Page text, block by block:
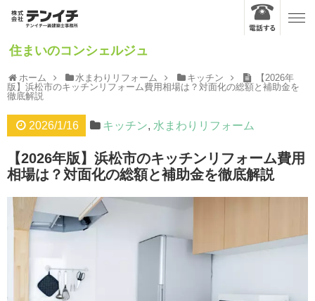
住まいのコンシェルジュ
ホーム 水まわりリフォーム キッチン
【2026年
版】浜松市のキッチンリフォーム費用相場は？対面化の総額と補助金を
徹底解説
2026/1/16 キッチン, 水まわりリフォーム
【2026年版】浜松市のキッチンリフォーム費用
相場は？対面化の総額と補助金を徹底解説